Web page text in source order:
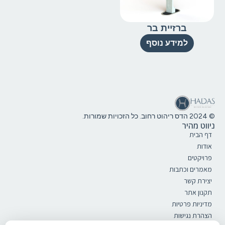
ברזיית בר
למידע נוסף
© 2024 הדס ריהוט רחוב. כל הזכויות שמורות.
ניווט מהיר
דף הבית
אודות
פרויקטים
מאמרים וכתבות
יצירת קשר
תקנון אתר
מדיניות פרטיות
הצהרת נגישות